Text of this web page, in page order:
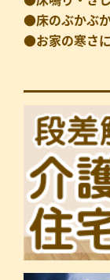
●床のぶかぶ
●お家の寒さ